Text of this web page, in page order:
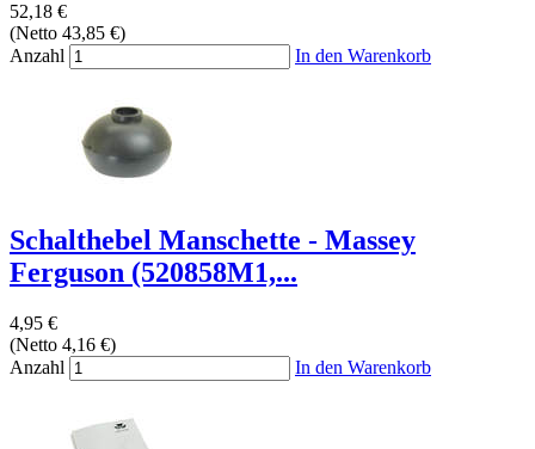
52,18 €
(Netto 43,85 €)
Anzahl
In den Warenkorb
Schalthebel Manschette - Massey
Ferguson (520858M1,...
4,95 €
(Netto 4,16 €)
Anzahl
In den Warenkorb